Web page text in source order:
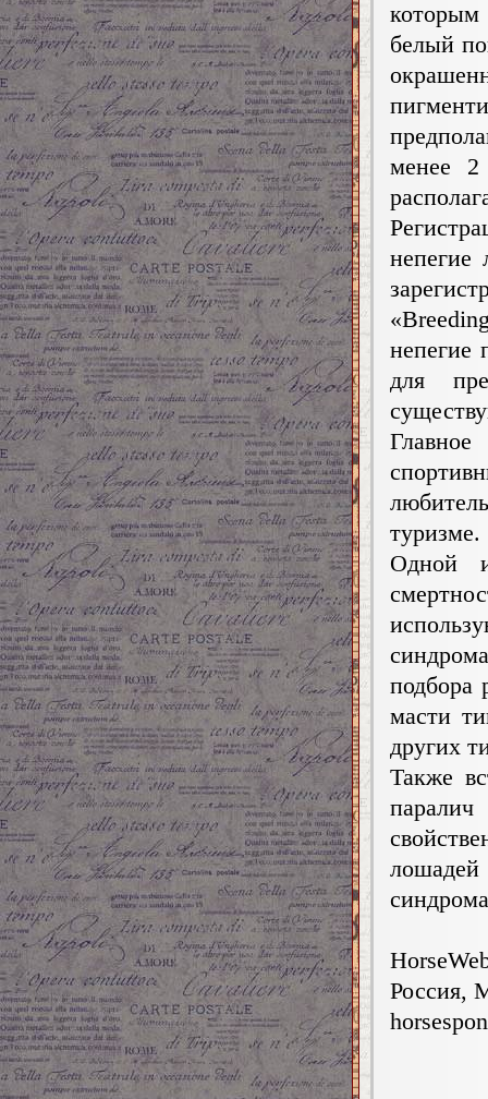
которым
белый
менее
непегие
для
туризме.
Одной
подбора
масти
других
Также
Россия,